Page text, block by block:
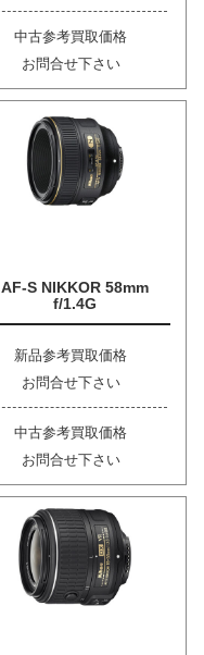
中古参考買取価格
お問合せ下さい
AF-S NIKKOR 58mm
f/1.4G
新品参考買取価格
お問合せ下さい
中古参考買取価格
お問合せ下さい